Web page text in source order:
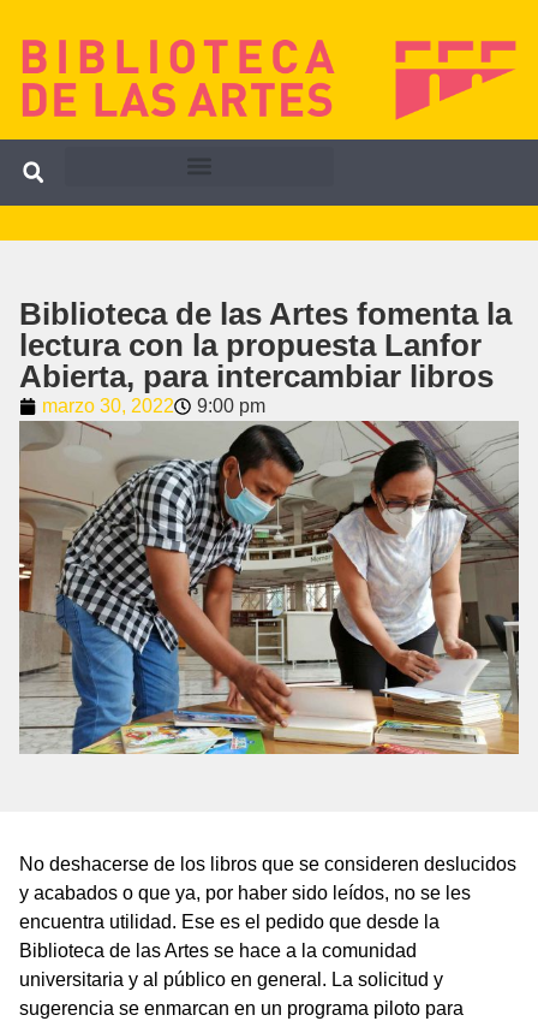
Biblioteca de las Artes fomenta la
lectura con la propuesta Lanfor
Abierta, para intercambiar libros
marzo 30, 2022 9:00 pm
No deshacerse de los libros que se consideren deslucidos
y acabados o que ya, por haber sido leídos, no se les
encuentra utilidad. Ese es el pedido que desde la
Biblioteca de las Artes se hace a la comunidad
universitaria y al público en general. La solicitud y
sugerencia se enmarcan en un programa piloto para